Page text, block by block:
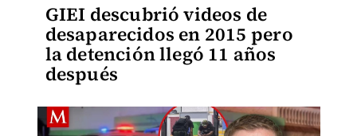
GIEI descubrió videos de
desaparecidos en 2015 pero
la detención llegó 11 años
después